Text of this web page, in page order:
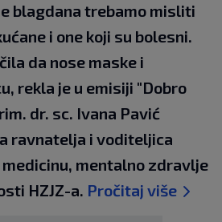
blagdana trebamo misliti
i one koji su bolesni.
da nose maske i
rekla je u emisiji "Dobro
dr. sc. Ivana Pavić
ravnatelja i voditeljica
medicinu, mentalno zdravlje
HZJZ-a. Pročitaj više